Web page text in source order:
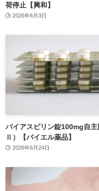
荷停止【興和】
2026年6月3日
バイアスピリン錠100mg自主
Ⅱ）【バイエル薬品】
2026年6月24日